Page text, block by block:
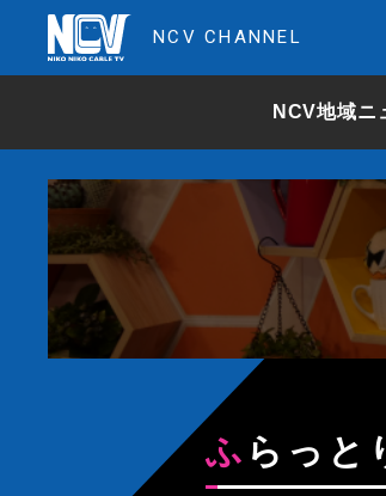
NCV CHANNEL
NCV地域ニ
ふらっ